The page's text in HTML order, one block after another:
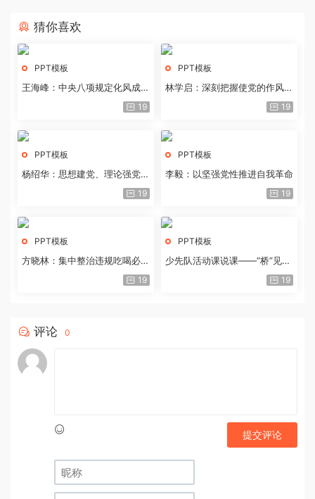
猜你喜欢
PPT模板
王海峰：中央八项规定化风成俗
19
PPT模板
林学启：深刻把握使党的作风全
19
PPT模板
杨绍华：思想建党、理论强党的
19
PPT模板
李毅：以坚强党性推进自我革命
19
PPT模板
方晓林：集中整治违规吃喝必须
19
PPT模板
少先队活动课说课——“桥”见中
19
评论 0
提交评论